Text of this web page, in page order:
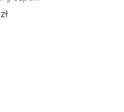
zł